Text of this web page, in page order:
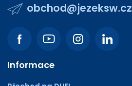
obchod@jezeksw.cz
Informace